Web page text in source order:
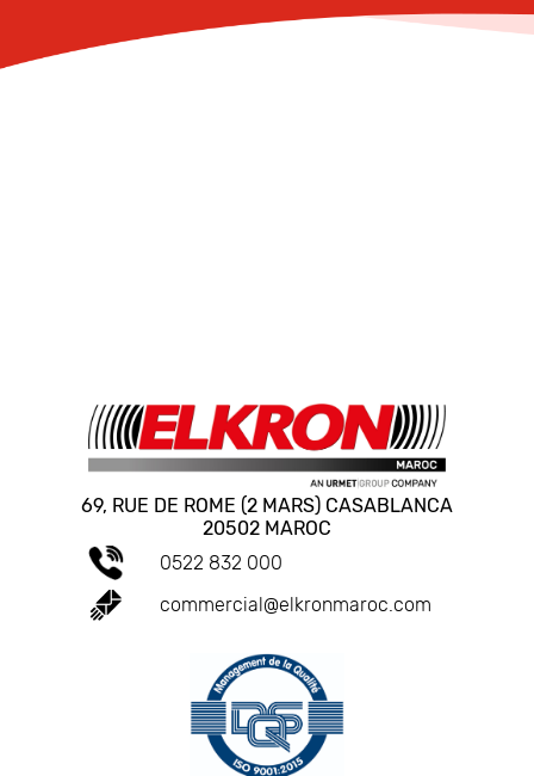
69, RUE DE ROME (2 MARS) CASABLANCA
20502 MAROC
0522 832 000
commercial@elkronmaroc.com